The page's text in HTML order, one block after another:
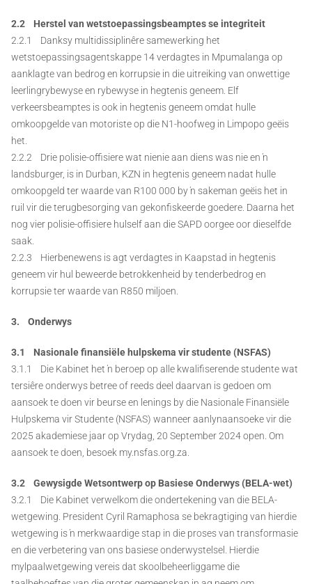
2.2 Herstel van wetstoepassingsbeamptes se integriteit
2.2.1 Danksy multidissiplinêre samewerking het
wetstoepassingsagentskappe 14 verdagtes in Mpumalanga op
aanklagte van bedrog en korrupsie in die uitreiking van onwettige
leerlingrybewyse en rybewyse in hegtenis geneem. Elf
verkeersbeamptes is ook in hegtenis geneem omdat hulle
omkoopgelde van motoriste op die N1-hoofweg in Limpopo geëis
het.
2.2.2 Drie polisie-offisiere wat nienie aan diens was nie en ŉ
landsburger, is in Durban, KZN in hegtenis geneem nadat hulle
omkoopgeld ter waarde van R100 000 by ŉ sakeman geëis het in
ruil vir die terugbesorging van gekonfiskeerde goedere. Daarna het
nog vier polisie-offisiere hulself aan die SAPD oorgee oor dieselfde
saak.
2.2.3 Hierbenewens is agt verdagtes in Kaapstad in hegtenis
geneem vir hul beweerde betrokkenheid by tenderbedrog en
korrupsie ter waarde van R850 miljoen.
3. Onderwys
3.1 Nasionale finansiële hulpskema vir studente (NSFAS)
3.1.1 Die Kabinet het ŉ beroep op alle kwalifiserende studente wat
tersiêre onderwys betree of reeds deel daarvan is gedoen om
aansoek te doen vir beurse en lenings by die Nasionale Finansiële
Hulpskema vir Studente (NSFAS) wanneer aanlynaansoeke vir die
2025 akademiese jaar op Vrydag, 20 September 2024 open. Om
aansoek te doen, besoek my.nsfas.org.za.
3.2 Gewysigde Wetsontwerp op Basiese Onderwys (BELA-wet)
3.2.1 Die Kabinet verwelkom die ondertekening van die BELA-
wetgewing. President Cyril Ramaphosa se bekragtiging van hierdie
wetgewing is ŉ merkwaardige stap in die proses van transformasie
en die verbetering van ons basiese onderwystelsel. Hierdie
mylpaalwetgewing vereis dat skoolbeheerliggame die